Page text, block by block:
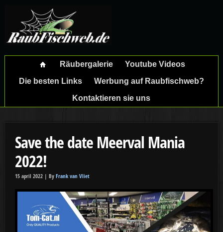
Räubergalerie
Youtube Videos
Die besten Links
Werbung auf Raubfischweb?
Kontaktieren sie uns
Save the date Meerval Mania
2022!
15 april 2022 | By Frank van Vliet